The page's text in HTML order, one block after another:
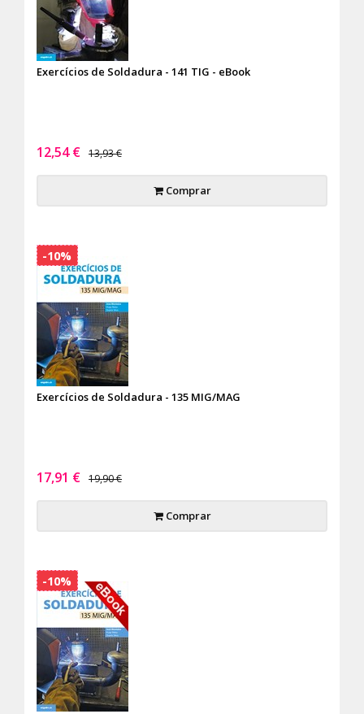
Exercícios de Soldadura - 141 TIG - eBook
12,54 € 13,93 €
Comprar
Exercícios de Soldadura - 135 MIG/MAG
17,91 € 19,90 €
Comprar
-10%
-10%